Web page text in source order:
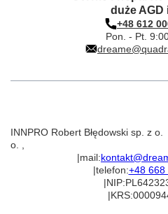
duże AGD
+48 612
Pon. - Pt.
INNPRO Robert Błędowski sp. z o.
o.
|mail:
|telefon:+48 668
|NIP:
|KRS: